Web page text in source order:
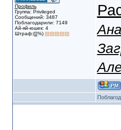
Профиль
Группа: Privileged
Сообщений: 3487
Поблагодарили: 7149
Ай-яй-юшек: 4
Штраф:(0%)